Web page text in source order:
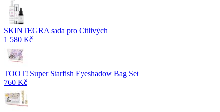
SKINTEGRA sada pro Citlivých
1 580 Kč
TOOT! Super Starfish Eyeshadow Bag Set
760 Kč